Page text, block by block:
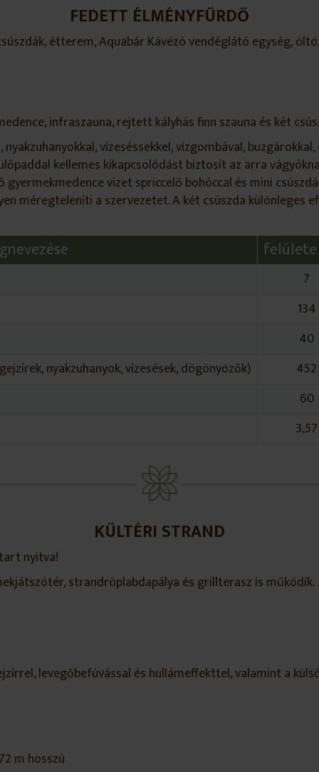
FEDETT ÉLMÉNYFÜRDŐ
étterem, Aquabár Kávézó vendéglátó egység,
infraszauna, rejtett kályhás finn szauna és két
vízeséssekkel, vízgombával,
kellemes kikapcsolódást biztosít az arra
vizet spriccelő bohóccal és mini
méregteleníti a szervezetet. A két csúszda különleges
7
134
40
nyakzuhanyok, vízesések, dögönyözők)
452
60
3,57
KÜLTÉRI STRAND
nyitva!
strandröplabdapálya és grillterasz is működik.
levegőbefúvással és hullámeffekttel, valamint a
m hosszú